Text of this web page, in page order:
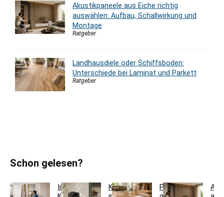
Akustikpaneele aus Eiche richtig
auswählen: Aufbau, Schallwirkung und
Montage
Ratgeber
Landhausdiele oder Schiffsboden:
Unterschiede bei Laminat und Parkett
Ratgeber
Schon gelesen?
Innentür-
Kaffeestation
Parkett